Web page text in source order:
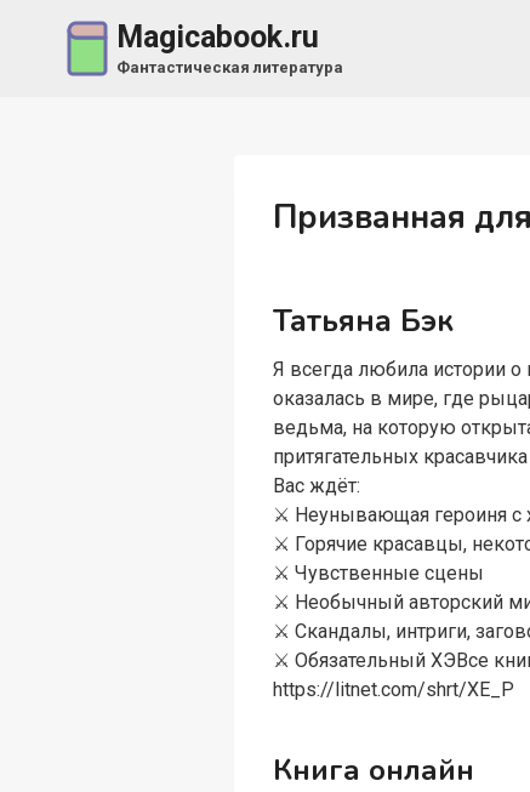
содержимому
Magicabook.ru
Фантастическая литература
Призванная
Татьяна Бэк
Я всегда любила истории
оказалась в мире, где
ведьма, на которую
притягательных
Вас ждёт:
⚔️ Неунывающая героиня с
⚔️ Горячие красавцы,
⚔️ Чувственные сцены
⚔️ Необычный авторский
⚔️ Скандалы, интриги,
⚔️ Обязательный ХЭВсе
https://litnet.com/shrt/XE_P
Книга онлайн